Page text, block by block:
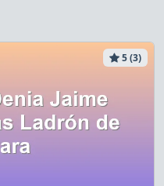
5 (3)